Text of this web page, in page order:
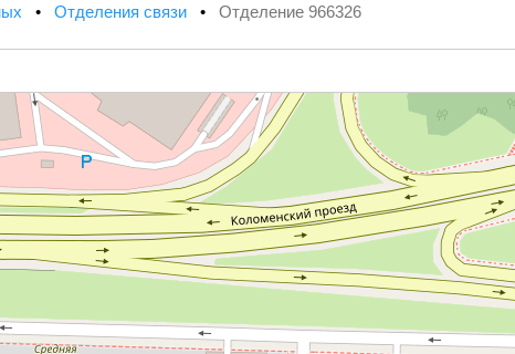
• Отделения связи • Отделение 966326